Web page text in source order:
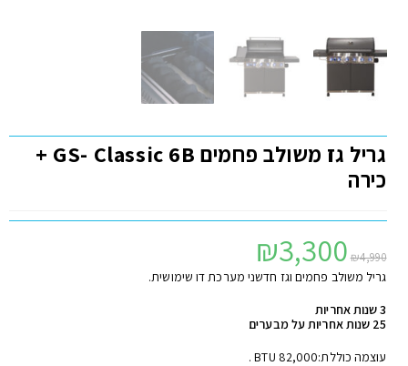
גריל גז משולב פחמים GS- Classic 6B +
כירה
₪4,990
₪3,300
גריל משולב פחמים וגז חדשני מערכת דו שימושית.
3 שנות אחריות
25 שנות אחריות על מבערים
עוצמה כוללת:82,000 BTU .